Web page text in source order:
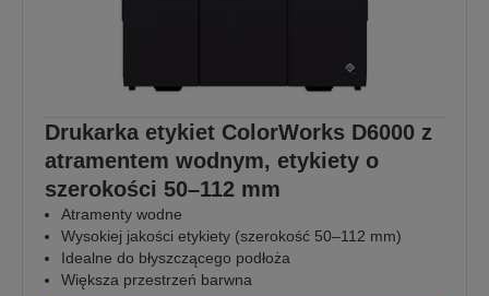
Drukarka etykiet ColorWorks D6000 z
atramentem wodnym, etykiety o
szerokości 50–112 mm
Atramenty wodne
Wysokiej jakości etykiety (szerokość 50–112 mm)
Idealne do błyszczącego podłoża
Większa przestrzeń barwna